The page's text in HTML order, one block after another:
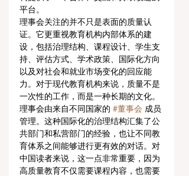
平台。
理事会关注的并不只是表面的质量认
证。它更重视教育机构内部体系的建
设，包括治理结构、课程设计、学生支
持、评估方式、学术政策、国际化方向
以及对社会和就业市场变化的回应能
力。对于现代教育机构来说，质量不是
一次性的工作，而是一种长期的文化。
理事会由来自不同国家的 #董事会 成员
管理。这种国际化的治理结构汇集了公
共部门和私营部门的经验，也让不同教
育体系之间能够进行更有效的对话。对
中国读者来说，这一点非常重要，因为
高质量教育不仅需要课程内容，也需要